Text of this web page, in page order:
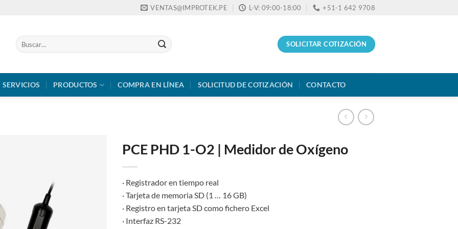
VENTAS@IMPROTEK.PE L-V: 09:00-18:00 +51-1 642 9708
Buscar
por:
SOLICITAR COTIZACIÓN
SERVICIOS PRODUCTOS COMPRA EN LÍNEA SOLICITUD DE COTIZACIÓN CONTACTO
PCE PHD 1-O2 | Medidor de Oxígeno
· Registrador en tiempo real
· Tarjeta de memoria SD (1 … 16 GB)
· Registro en tarjeta SD como fichero Excel
· Interfaz RS-232